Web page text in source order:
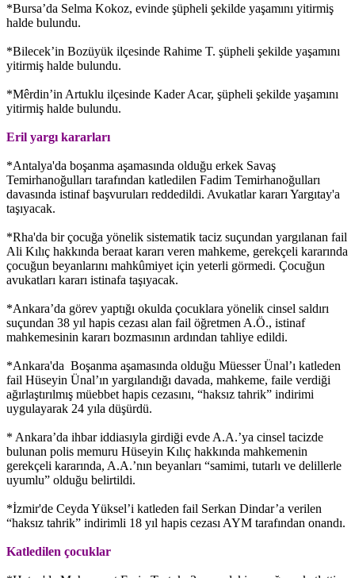
*Bursa’da Selma Kokoz, evinde şüpheli şekilde yaşamını yitirmiş
halde bulundu.
*Bilecek’in Bozüyük ilçesinde Rahime T. şüpheli şekilde yaşamını
yitirmiş halde bulundu.
*Mêrdin’in Artuklu ilçesinde Kader Acar, şüpheli şekilde yaşamını
yitirmiş halde bulundu.
Eril yargı kararları
*Antalya'da boşanma aşamasında olduğu erkek Savaş
Temirhanoğulları tarafından katledilen Fadim Temirhanoğulları
davasında istinaf başvuruları reddedildi. Avukatlar kararı Yargıtay'a
taşıyacak.
*Rha'da bir çocuğa yönelik sistematik taciz suçundan yargılanan fail
Ali Kılıç hakkında beraat kararı veren mahkeme, gerekçeli kararında
çocuğun beyanlarını mahkûmiyet için yeterli görmedi. Çocuğun
avukatları kararı istinafa taşıyacak.
*Ankara’da görev yaptığı okulda çocuklara yönelik cinsel saldırı
suçundan 38 yıl hapis cezası alan fail öğretmen A.Ö., istinaf
mahkemesinin kararı bozmasının ardından tahliye edildi.
*Ankara'da Boşanma aşamasında olduğu Müesser Ünal’ı katleden
fail Hüseyin Ünal’ın yargılandığı davada, mahkeme, faile verdiği
ağırlaştırılmış müebbet hapis cezasını, “haksız tahrik” indirimi
uygulayarak 24 yıla düşürdü.
* Ankara’da ihbar iddiasıyla girdiği evde A.A.’ya cinsel tacizde
bulunan polis memuru Hüseyin Kılıç hakkında mahkemenin
gerekçeli kararında, A.A.’nın beyanları “samimi, tutarlı ve delillerle
uyumlu” olduğu belirtildi.
*İzmir'de Ceyda Yüksel’i katleden fail Serkan Dindar’a verilen
“haksız tahrik” indirimli 18 yıl hapis cezası AYM tarafından onandı.
Katledilen çocuklar